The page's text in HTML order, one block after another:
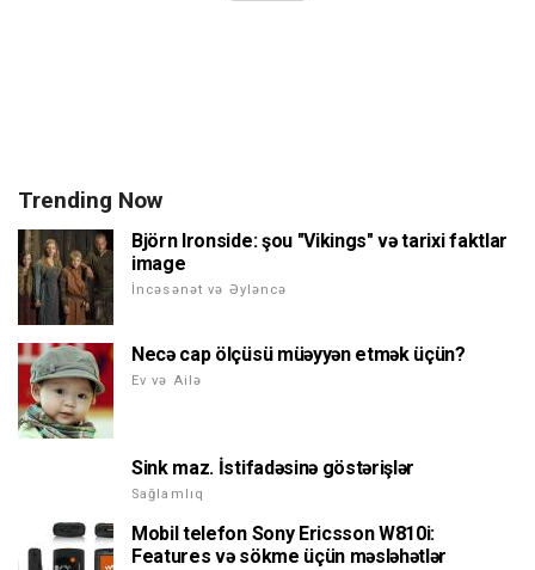
Trending Now
Björn Ironside: şou "Vikings" və tarixi faktlar
image
İncəsənət və Əyləncə
Necə cap ölçüsü müəyyən etmək üçün?
Ev və Ailə
Sink maz. İstifadəsinə göstərişlər
Sağlamlıq
Mobil telefon Sony Ericsson W810i:
Features və sökme üçün məsləhətlər